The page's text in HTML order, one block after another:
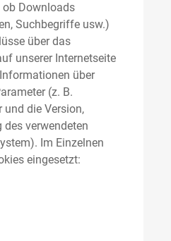
ob Downloads
Suchbegriffe usw.)
über das
unserer Internetseite
über
(z. B.
und die Version,
verwendeten
Im Einzelnen
eingesetzt: